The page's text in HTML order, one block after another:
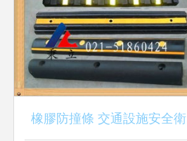
橡膠防撞條 交通設施安全衛